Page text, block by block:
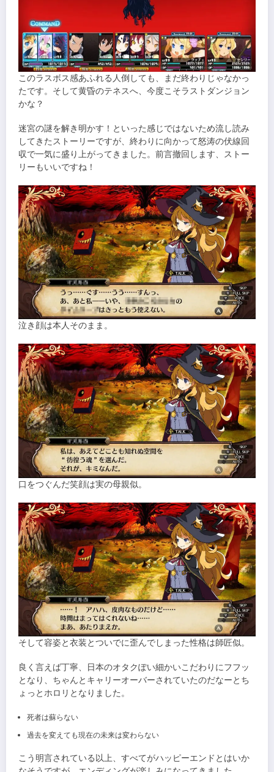
このラスボス感あふれる人倒しても、まだ終わりじゃなかっ
たです。そして黄昏のテネスへ、今度こそラストダンジョン
かな？
迷宮の謎を解き明かす！といった感じではないため流し読み
してきたストーリーですが、終わりに向かって怒涛の伏線回
収で一気に盛り上がってきました。前言撤回します、ストー
リーもいいですね！
泣き顔は本人そのまま。
口をつぐんだ笑顔は実の母親似。
そして容姿と衣装とついでに歪んでしまった性格は師匠似。
良く言えば丁寧、日本のオタクぽい細かいこだわりにフフッ
となり、ちゃんとキャリーオーバーされていたのだなーとち
ょっとホロリとなりました。
死者は蘇らない
過去を変えても現在の未来は変わらない
こう明言されている以上、すべてがハッピーエンドとはいか